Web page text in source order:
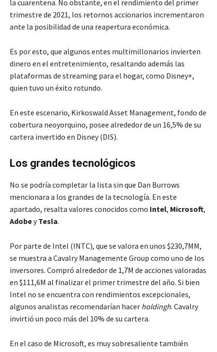
la cuarentena. No obstante, en el rendimiento del primer
trimestre de 2021, los retornos accionarios incrementaron
ante la posibilidad de una reapertura económica.
Es por esto, que algunos entes multimillonarios invierten
dinero en el entretenimiento, resaltando además las
plataformas de streaming para el hogar, como Disney+,
quien tuvo un éxito rotundo.
En este escenario, Kirkoswald Asset Management, fondo de
cobertura neoyorquino, posee alrededor de un 16,5% de su
cartera invertido en Disney (DIS).
Los grandes tecnológicos
No se podría completar la lista sin que Dan Burrows
mencionara a los grandes de la tecnología. En este
apartado, resalta valores conocidos como Intel, Microsoft,
AdobeyTesla.
Por parte de Intel (INTC), que se valora en unos $230,7MM,
se muestra a Cavalry Managemente Group como uno de los
inversores. Compró alrededor de 1,7M de acciones valoradas
en $111,6M al finalizar el primer trimestre del año. Si bien
Intel no se encuentra con rendimientos excepcionales,
algunos analistas recomendarían hacer holdingh. Cavalry
invirtió un poco más del 10% de su cartera.
En el caso de Microsoft, es muy sobresaliente también